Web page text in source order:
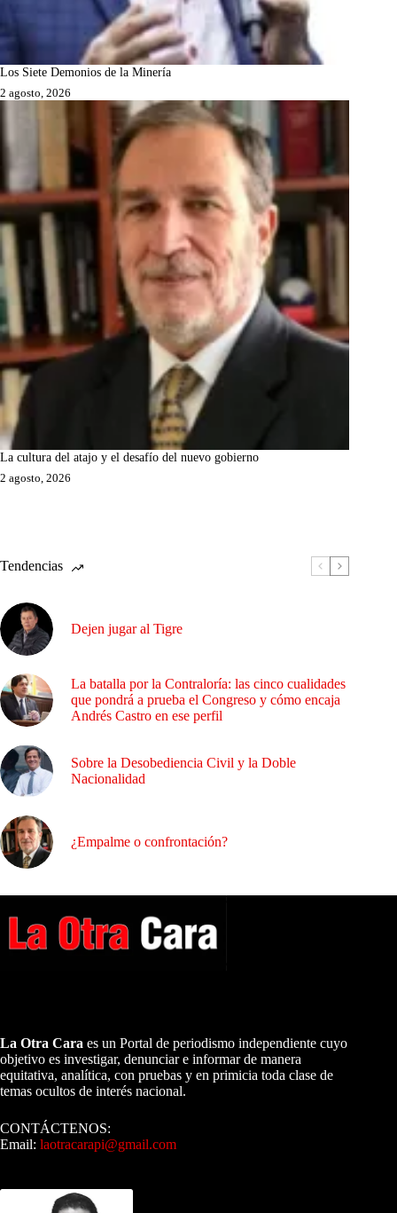
Los Siete Demonios de la Minería
2 agosto, 2026
La cultura del atajo y el desafío del nuevo gobierno
2 agosto, 2026
Tendencias
Dejen jugar al Tigre
La batalla por la Contraloría: las cinco cualidades
que pondrá a prueba el Congreso y cómo encaja
Andrés Castro en ese perfil
Sobre la Desobediencia Civil y la Doble
Nacionalidad
¿Empalme o confrontación?
La Otra Cara es un Portal de periodismo independiente cuyo
objetivo es investigar, denunciar e informar de manera
equitativa, analítica, con pruebas y en primicia toda clase de
temas ocultos de interés nacional.
CONTÁCTENOS:
Email: laotracarapi@gmail.com